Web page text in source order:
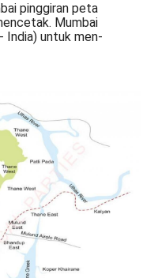
pinggiran peta
Mumbai
India) untuk men-